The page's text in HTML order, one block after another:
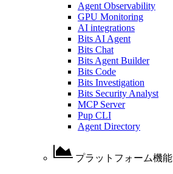
Agent Observability
GPU Monitoring
AI integrations
Bits AI Agent
Bits Chat
Bits Agent Builder
Bits Code
Bits Investigation
Bits Security Analyst
MCP Server
Pup CLI
Agent Directory
プラットフォーム機能